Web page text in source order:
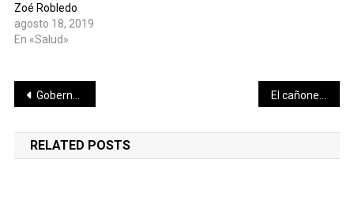
Zoé Robledo
agosto 18, 2019
En «Salud»
Navegación
de
entradas
Gobernador Mauricio Vila Dosal reconoce labor, esfuerzo y dedicación de enfermeras y enfermeros
RELATED POSTS